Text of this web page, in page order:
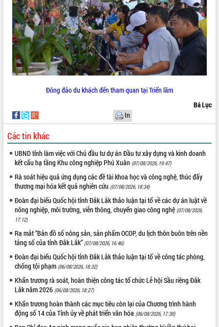
phá cơ chế - Hợp tác công tư
Đề án 06 tạo bước ngoặt đột phá trong
cải cách hành chính tỉnh Đắk Lắk
Kết nối tour, đẩy mạnh chuyển đổi số
để phát triển du lịch Đắk Lắk
Khởi động Dự án Đầu tư xây dựng hạ
tầng kỹ thuật Cụm công nghiệp Tân
Gặp mặt các cơ quan báo chí nhân Kỷ
mạng Việt Nam
Đắk Lắk sơ kết 4 năm triển khai thực
hiện Đề án 06 của Chính phủ
Quy hoạch và Xúc tiến đầu tư tỉnh Đắk
Lắk
Khơi thông điểm nghẽn, đẩy nhanh
giải ngân vốn khắc phục thiên tai
HĐND tỉnh thông qua điều chỉnh Quy
hoạch tỉnh thời kỳ 2021-2030
Hội thảo góp ý hồ sơ điều chỉnh quy
hoạch tỉnh Đắk Lắk thời kỳ 2021-2030,
tầm nhìn đến năm 2050
Nâng cao hiệu quả hoạt động của các
doanh nghiệp nhà nước
Hội nghị triển khai kết nối mạng
truyền số liệu chuyên dùng phục vụ cơ
quan Đảng, Nhà nước
Lễ phát động chuỗi hoạt động chung
tay làm sạch môi trường
Đông đảo du khách đến tham quan tại Triển lãm
Bá Lục
In
Các tin khác
UBND tỉnh làm việc với Chủ đầu tư dự án Đầu tư xây dựng và kinh doanh
kết cấu hạ tầng Khu công nghiệp Phú Xuân (07/08/2026, 19:47)
Rà soát hiệu quả ứng dụng các đề tài khoa học và công nghệ, thúc đẩy
thương mại hóa kết quả nghiên cứu (07/08/2026, 18:34)
Đoàn đại biểu Quốc hội tỉnh Đắk Lắk thảo luận tại tổ về các dự án luật về
nông nghiệp, môi trường, viễn thông, chuyển giao công nghệ (07/08/2026,
17:12)
Ra mắt “Bản đồ số nông sản, sản phẩm OCOP, du lịch thôn buôn trên nền
tảng số của tỉnh Đắk Lắk” (07/08/2026, 16:46)
Đoàn đại biểu Quốc hội tỉnh Đắk Lắk thảo luận tại tổ về công tác phòng,
chống tội phạm (06/08/2026, 18:32)
Khẩn trương rà soát, hoàn thiện công tác tổ chức Lễ hội Sầu riêng Đắk
Lắk năm 2026 (06/08/2026, 18:27)
Khẩn trương hoàn thành các mục tiêu còn lại của Chương trình hành
động số 14 của Tỉnh ủy về phát triển văn hóa (06/08/2026, 17:30)